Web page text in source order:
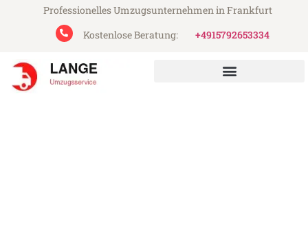
Professionelles Umzugsunternehmen in Frankfurt
Kostenlose Beratung:
+4915792653334